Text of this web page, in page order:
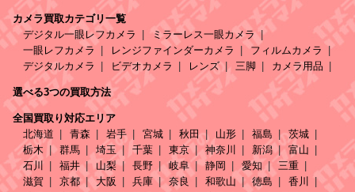
カメラ買取カテゴリ一覧
デジタル一眼レフカメラ
ミラーレス一眼カメラ
一眼レフカメラ
レンジファインダーカメラ
フィルムカメラ
デジタルカメラ
ビデオカメラ レンズ 三脚 カメラ用品
選べる3つの買取方法
全国買取り対応エリア
北海道
青森 岩手 宮城 秋田 山形 福島
茨城
栃木
群馬 埼玉 千葉 東京 神奈川 新潟
富山
石川
福井 山梨 長野 岐阜 静岡 愛知
三重
滋賀
京都 大阪 兵庫 奈良 和歌山 徳島
香川